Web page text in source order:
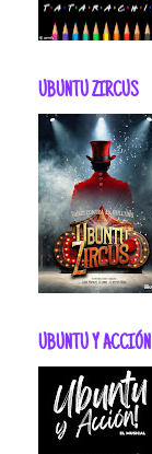
UBUNTU ZIRCUS
UBUNTU Y ACCIÓN